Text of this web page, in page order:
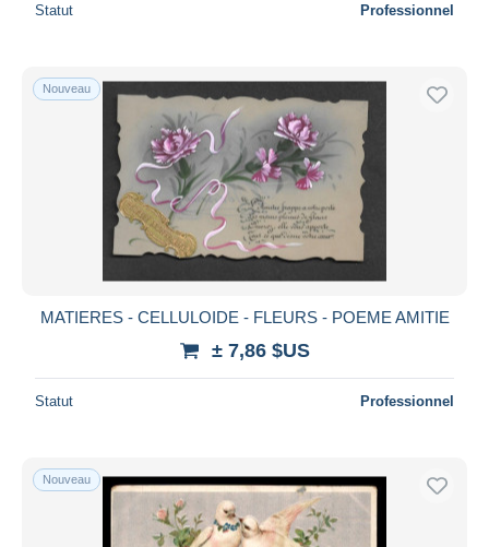
Statut Professionnel
Nouveau
MATIERES - CELLULOIDE - FLEURS - POEME AMITIE
± 7,86 $US
Statut Professionnel
Nouveau